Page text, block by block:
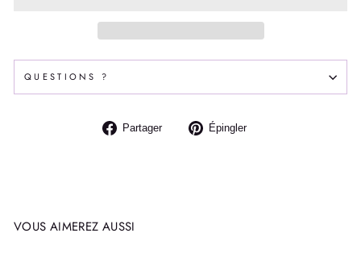
QUESTIONS ?
Partager
PartagerÉpingler
VOUS AIMEREZ AUSSI